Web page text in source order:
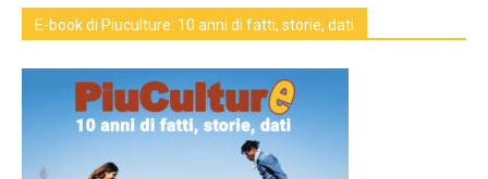
E-book di Piuculture: 10 anni di fatti, storie, dati